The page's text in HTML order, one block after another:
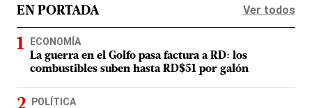
EN PORTADA Ver todos
ECONOMÍA
La guerra en el Golfo pasa factura a RD: los
combustibles suben hasta RD$51 por galón
POLÍTICA